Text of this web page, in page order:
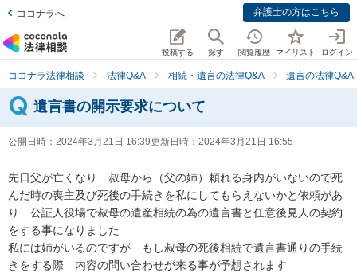
ココナラへ 弁護士の方はこちら
投稿する 探す 閲覧履歴 マイリスト ログイン
ココナラ法律相談 法律Q&A 相続・遺言の法律Q&A 遺言の法律Q&A
遺言書の開示要求について
公開日時： 2024年3月21日 16:39更新日時： 2024年3月21日 16:55
先日父が亡くなり　叔母から（父の姉）頼れる身内がいないので死
んだ時の喪主及び死後の手続きを私にしてもらえないかと依頼があ
り　公証人役場で叔母の遺産相続の為の遺言書と任意後見人の契約
をする事になりました
私には姉がいるのですが　もし叔母の死後相続で遺言書通りの手続
きをする際　内容の問い合わせが来る事が予想されます